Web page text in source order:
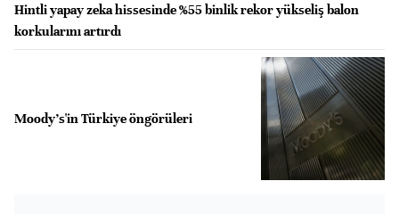
Hintli yapay zeka hissesinde %55 binlik rekor yükseliş balon
korkularını artırdı
Moody's'in Türkiye öngörüleri